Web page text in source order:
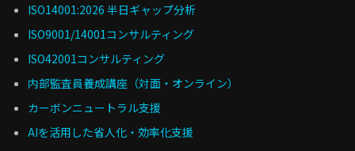
ISO14001:2026 半日ギャップ分析
ISO9001/14001コンサルティング
ISO42001コンサルティング
内部監査員養成講座（対面・オンライン）
カーボンニュートラル支援
AIを活用した省人化・効率化支援